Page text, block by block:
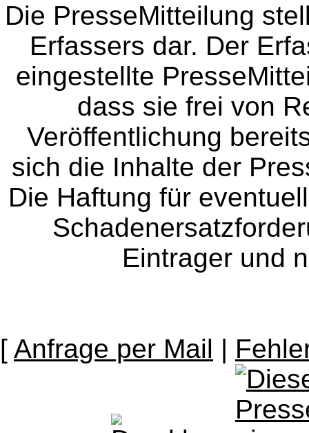
Die PresseMitteilung
Erfassers dar. Der
eingestellte
dass sie frei von
Veröffentlichung
sich die Inhalte der
Die Haftung für
Eintrager und
[ Anfrage per Mail |